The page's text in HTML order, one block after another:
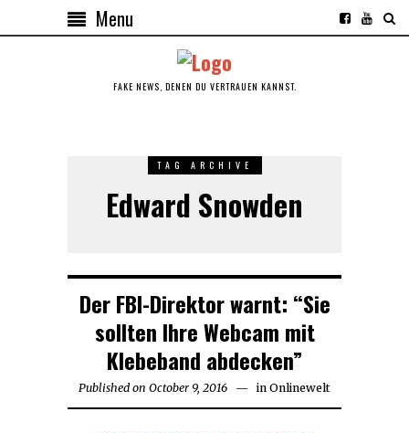
Menu
FAKE NEWS, DENEN DU VERTRAUEN KANNST.
TAG ARCHIVE
Edward Snowden
Der FBI-Direktor warnt: “Sie
sollten Ihre Webcam mit
Klebeband abdecken”
Published on October 9, 2016 in Onlinewelt